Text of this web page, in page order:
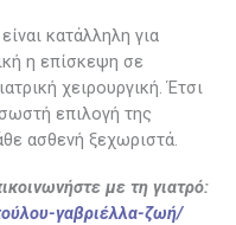
κατάλληλη για
η επίσκεψη σε
χειρουργική. Έτσι
επιλογή της
ασθενή ξεχωριστά.
με τη γιατρό:
γαβριέλλα-ζωή/